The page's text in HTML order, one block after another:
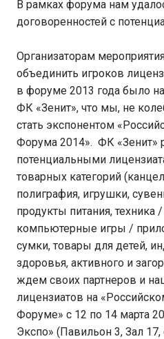
В рамках форума нам
договоренностей с
Организаторам
объединить игроков
в форуме 2013 года было
ФК «Зенит», что мы, не
стать экспонентом
Форума 2014». ФК «Зенит»
потенциальными
товарных категорий
полиграфия, игрушки,
продукты питания, техника
компьютерные игры /
сумки, товары для детей,
здоровья, активного и
ждем своих партнеров и
лицензиатов на
Форуме» с 12 по 14 марта
Экспо» (Павильон 3, Зал 17,